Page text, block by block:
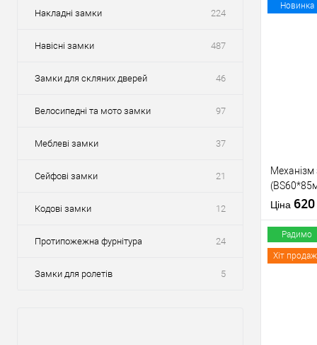
Накладні замки 224
Навісні замки 487
Замки для скляних дверей 46
Велосипедні та мото замки 97
Меблеві замки 37
Сейфові замки 21
Кодові замки 12
Протипожежна фурнітура 24
Замки для ролетів 5
Новинка
Механізм
тех
Ціна 620
У
Радимо
Хіт